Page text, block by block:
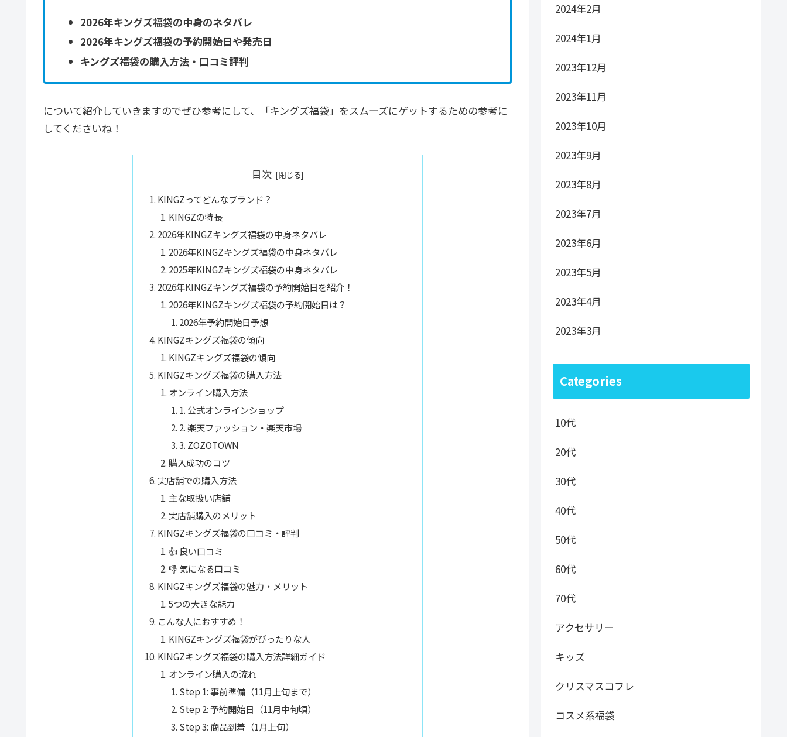
2026年キングズ福袋の中身のネタバレ
2026年キングズ福袋の予約開始日や発売日
キングズ福袋の購入方法・口コミ評判
について紹介していきますのでぜひ参考にして、「キングズ福袋」をスムーズにゲットするための参考に
してくださいね！
目次
KINGZってどんなブランド？
KINGZの特長
2026年KINGZキングズ福袋の中身ネタバレ
2026年KINGZキングズ福袋の中身ネタバレ
2025年KINGZキングズ福袋の中身ネタバレ
2026年KINGZキングズ福袋の予約開始日を紹介！
2026年KINGZキングズ福袋の予約開始日は？
2026年予約開始日予想
KINGZキングズ福袋の傾向
KINGZキングズ福袋の傾向
KINGZキングズ福袋の購入方法
オンライン購入方法
1. 公式オンラインショップ
2. 楽天ファッション・楽天市場
3. ZOZOTOWN
購入成功のコツ
実店舗での購入方法
主な取扱い店舗
実店舗購入のメリット
KINGZキングズ福袋の口コミ・評判
👍 良い口コミ
👎 気になる口コミ
KINGZキングズ福袋の魅力・メリット
5つの大きな魅力
こんな人におすすめ！
KINGZキングズ福袋がぴったりな人
KINGZキングズ福袋の購入方法詳細ガイド
オンライン購入の流れ
Step 1: 事前準備（11月上旬まで）
Step 2: 予約開始日（11月中旬頃）
Step 3: 商品到着（1月上旬）
2024年2月
2024年1月
2023年12月
2023年11月
2023年10月
2023年9月
2023年8月
2023年7月
2023年6月
2023年5月
2023年4月
2023年3月
Categories
10代
20代
30代
40代
50代
60代
70代
アクセサリー
キッズ
クリスマスコフレ
コスメ系福袋